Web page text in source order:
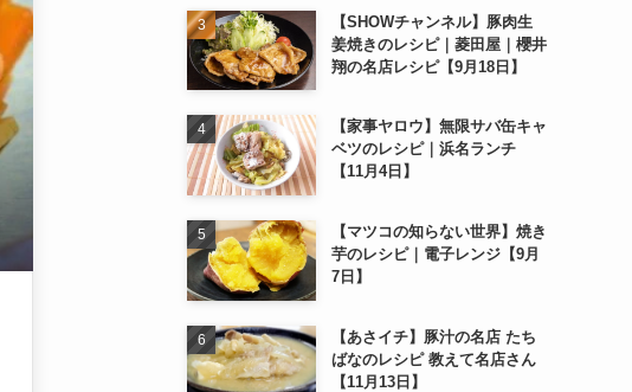
【SHOWチャンネル】豚肉生
姜焼きのレシピ｜菱田屋｜櫻井
翔の名店レシピ【9月18日】
【家事ヤロウ】無限サバ缶キャ
ベツのレシピ｜浜名ランチ
【11月4日】
【マツコの知らない世界】焼き
芋のレシピ｜電子レンジ【9月
7日】
【あさイチ】豚汁の名店 たち
ばなのレシピ 教えて名店さん
【11月13日】